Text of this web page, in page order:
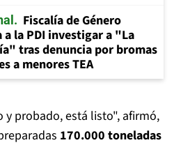
Fiscalía de Género
a la PDI investigar a "La
tras denuncia por bromas
a menores TEA
probado, está listo", afirmó,
170.000 toneladas